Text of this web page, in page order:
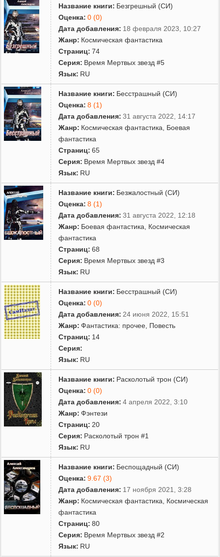
Название книги: Безгрешный (СИ)
Оценка: 0 (0)
Дата добавления: 18 февраля 2023, 10:27
Жанр: Космическая фантастика
Страниц: 74
Серия: Время Мертвых звезд #5
Язык: RU
Название книги: Бесстрашный (СИ)
Оценка: 8 (1)
Дата добавления: 31 августа 2022, 14:17
Жанр: Космическая фантастика
Боевая
фантастика
Страниц: 65
Серия: Время Мертвых звезд #4
Язык: RU
Название книги: Безжалостный (СИ)
Оценка: 8 (1)
Дата добавления: 31 августа 2022, 12:18
Жанр: Боевая фантастика
Космическая
фантастика
Страниц: 68
Серия: Время Мертвых звезд #3
Язык: RU
Название книги: Бесстрашный (СИ)
Оценка: 0 (0)
Дата добавления: 24 июня 2022, 15:51
Жанр: Фантастика: прочее Повесть
Страниц: 14
Серия:
Язык: RU
Название книги: Расколотый трон (СИ)
Оценка: 0 (0)
Дата добавления: 4 апреля 2022, 3:10
Жанр: Фэнтези
Страниц: 20
Серия: Расколотый трон #1
Язык: RU
Название книги: Беспощадный (СИ)
Оценка: 9.67 (3)
Дата добавления: 17 ноября 2021, 3:28
Жанр: Космическая фантастика
Космическая
фантастика
Страниц: 80
Серия: Время Мертвых звезд #2
Язык: RU